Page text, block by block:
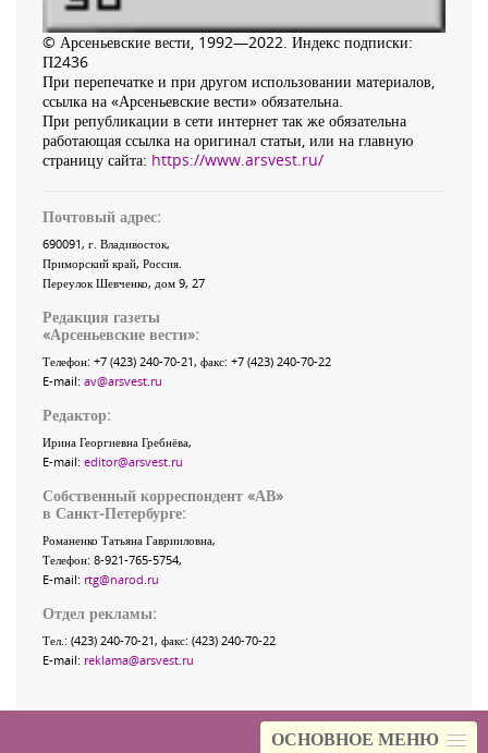
ОСНОВНОЕ МЕНЮ
© Арсеньевские вести, 1992—2022. Индекс подписки:
П2436
При перепечатке и при другом использовании материалов,
ссылка на «Арсеньевские вести» обязательна.
При републикации в сети интернет так же обязательна
работающая ссылка на оригинал статьи, или на главную
страницу сайта: https://www.arsvest.ru/
Почтовый адрес:
690091, г. Владивосток,
Приморский край, Россия.
Переулок Шевченко, дом 9, 27
Редакция газеты
«Арсеньевские вести»:
Телефон: +7 (423) 240-70-21, факс: +7 (423) 240-70-22
E-mail: av@arsvest.ru
Редактор:
Ирина Георгиевна Гребнёва,
E-mail: editor@arsvest.ru
Собственный корреспондент «АВ»
в Санкт-Петербурге:
Романенко Татьяна Гаврииловна,
Телефон: 8-921-765-5754,
E-mail: rtg@narod.ru
Отдел рекламы:
Тел.: (423) 240-70-21, факс: (423) 240-70-22
E-mail: reklama@arsvest.ru